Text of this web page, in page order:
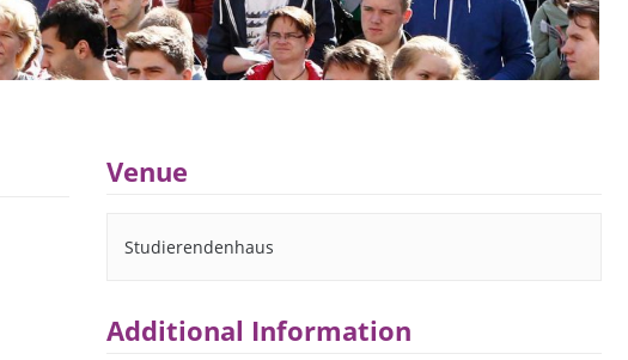
Venue
Studierendenhaus
Additional Information